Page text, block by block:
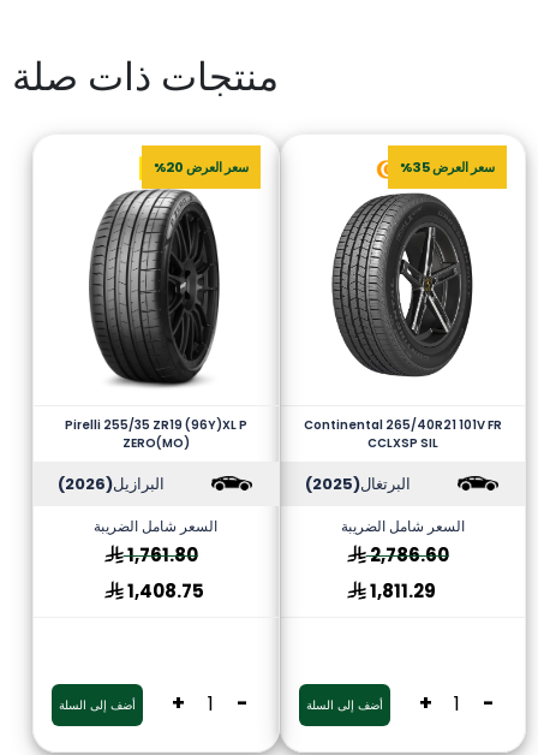
منتجات ذات صلة
سعر العرض 35%
Continental 265/40R21 101V FR
CCLXSP SIL
البرتغال(2025)
السعر شامل الضريبة
2,786.60
1,811.29
-
+ أضف إلى السلة
سعر العرض 20%
Pirelli 255/35 ZR19 (96Y)XL P
ZERO(MO)
البرازيل(2026)
السعر شامل الضريبة
1,761.80
1,408.75
-
+ أضف إلى السلة